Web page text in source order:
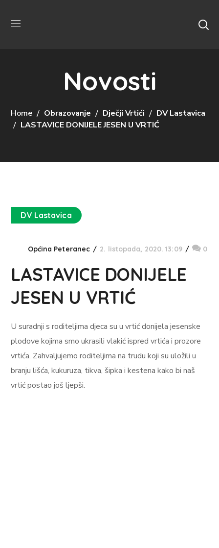
Novosti
Home Obrazovanje Dječji Vrtići
DV Lastavica
LASTAVICE DONIJELE JESEN U VRTIĆ
DV Lastavica
Općina Peteranec 2. listopada, 2020. 13:09 0
LASTAVICE DONIJELE
JESEN U VRTIĆ
U suradnji s roditeljima djeca su u vrtić donijela jesenske
plodove kojima smo ukrasili vlakić ispred vrtića i prozore
vrtića. Zahvaljujemo roditeljima na trudu koji su uložili u
branju lišća, kukuruza, tikva, šipka i kestena kako bi naš
vrtić postao još ljepši.